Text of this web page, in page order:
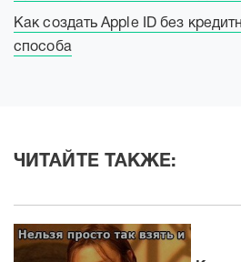
Как создать Apple ID без
способа
ЧИТАЙТЕ ТАКЖЕ: